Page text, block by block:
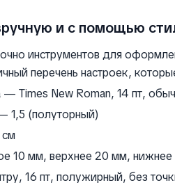
и с помощью
инструментов для
перечень настроек,
— Times New Roman, 14 пт,
1,5 (полуторный)
10 мм, верхнее 20 мм,
16 пт, полужирный, без